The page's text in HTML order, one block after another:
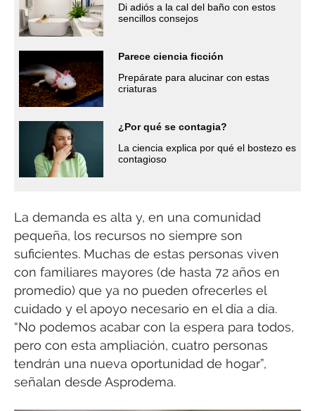
Di adiós a la cal del baño con estos
sencillos consejos
Parece ciencia ficción
Prepárate para alucinar con estas
criaturas
¿Por qué se contagia?
La ciencia explica por qué el bostezo es
contagioso
La demanda es alta y, en una comunidad
pequeña, los recursos no siempre son
suficientes. Muchas de estas personas viven
con familiares mayores (de hasta 72 años en
promedio) que ya no pueden ofrecerles el
cuidado y el apoyo necesario en el día a día.
“No podemos acabar con la espera para todos,
pero con esta ampliación, cuatro personas
tendrán una nueva oportunidad de hogar”,
señalan desde Asprodema.